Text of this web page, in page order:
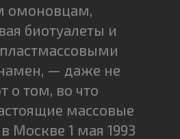
омоновцам,
биотуалеты и
— даже не
о том, во что
массовые
Москве 1 мая 1993